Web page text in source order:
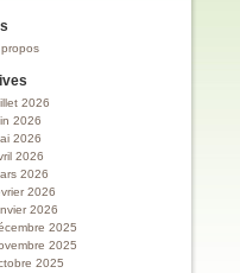
propos
2026
2026
2026
2026
2026
2026
2026
2025
2025
2025